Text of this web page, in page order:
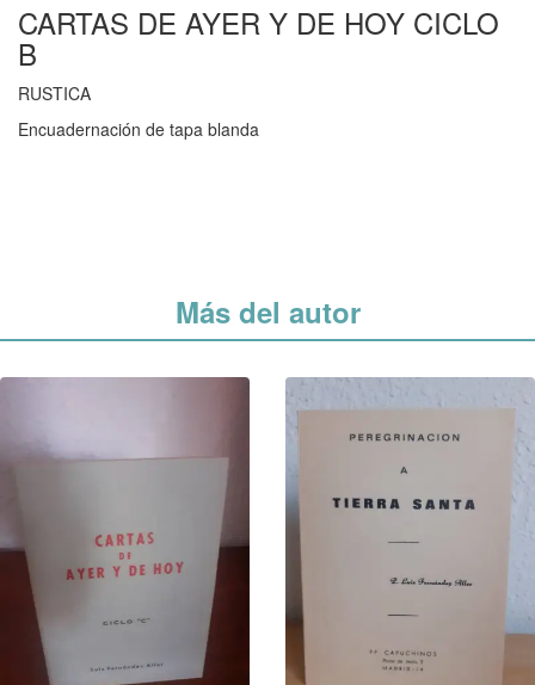
CARTAS DE AYER Y DE HOY CICLO
B
RUSTICA
Encuadernación de tapa blanda
Más del autor